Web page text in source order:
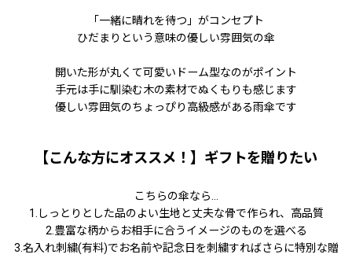
「一緒に晴れを待つ」がコンセプト
ひだまりという意味の優しい雰囲気の傘
開いた形が丸くて可愛いドーム型なのがポイント
手元は手に馴染む木の素材でぬくもりも感じます
優しい雰囲気のちょっぴり高級感がある雨傘です
【こんな方にオススメ！】ギフトを贈りたい
こちらの傘なら...
1.しっとりとした品のよい生地と丈夫な骨で作られ、高品質
2.豊富な柄からお相手に合うイメージのものを選べる
3.名入れ刺繍(有料)でお名前や記念日を刺繍すればさらに特別な贈